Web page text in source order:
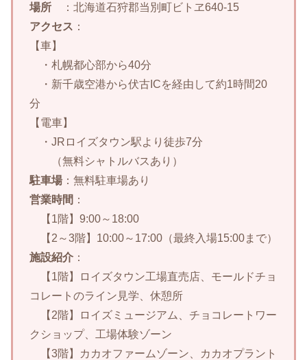
場所 ：北海道石狩郡当別町ビトヱ640-15
アクセス ：
【車】
・札幌都心部から40分
・新千歳空港から伏古ICを経由して約1時間20
分
【電車】
・JRロイズタウン駅より徒歩7分
（無料シャトルバスあり）
駐車場：無料駐車場あり
営業時間 ：
【1階】9:00～18:00
【2～3階】10:00～17:00（最終入場15:00まで）
施設紹介 ：
【1階】ロイズタウン工場直売店、モールドチョ
コレートのライン見学、休憩所
【2階】ロイズミュージアム、チョコレートワー
クショップ、工場体験ゾーン
【3階】カカオファームゾーン、カカオプラント